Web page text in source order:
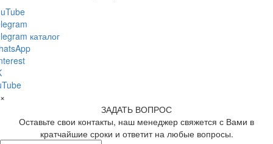
каталог
×
ЗАДАТЬ ВОПРОС
Оставьте свои контакты, наш менеджер свяжется с Вами в
кратчайшие сроки и ответит на любые вопросы.